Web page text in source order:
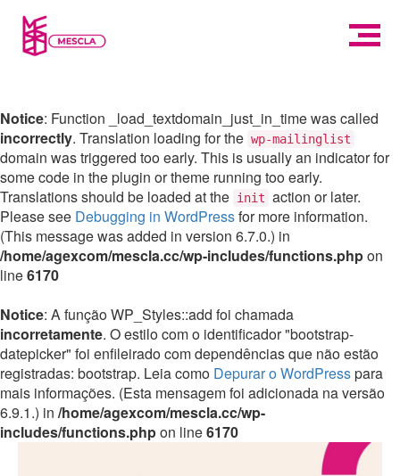
Notice: Function _load_textdomain_just_in_time was called
incorrectly. Translation loading for the wp-mailinglist
domain was triggered too early. This is usually an indicator for
some code in the plugin or theme running too early.
Translations should be loaded at the init action or later.
Please see Debugging in WordPressfor more information.
(This message was added in version 6.7.0.) in
/home/agexcom/mescla.cc/wp-includes/functions.phpon
line6170
Notice: A função WP_Styles::add foi chamada
incorretamente. O estilo com o identificador "bootstrap-
datepicker" foi enfileirado com dependências que não estão
registradas: bootstrap. Leia como Depurar o WordPresspara
mais informações. (Esta mensagem foi adicionada na versão
6.9.1.) in /home/agexcom/mescla.cc/wp-
includes/functions.phpon line6170